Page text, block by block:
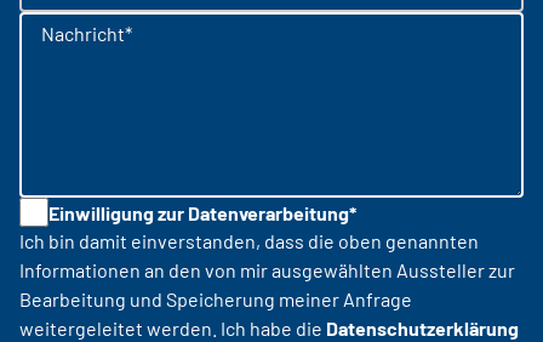
Nachricht*
Einwilligung zur Datenverarbeitung*
Ich bin damit einverstanden, dass die oben genannten
Informationen an den von mir ausgewählten Aussteller zur
Bearbeitung und Speicherung meiner Anfrage
weitergeleitet werden. Ich habe die Datenschutzerklärung